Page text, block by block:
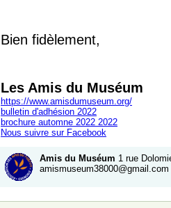
Bien fidèlement,
Les Amis du Muséum
https://www.amisdumuseum.org/
bulletin d'adhésion 2022
brochure automne 2022 2022
Nous suivre sur Facebook
Amis du Muséum 1 rue
amismuseum38000@gmail.com